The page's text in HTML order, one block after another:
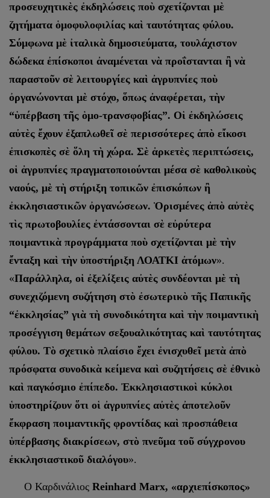
προσευχητικὲς ἐκδηλώσεις ποὺ σχετίζονται μὲ
ζητήματα ὁμοφυλοφιλίας καὶ ταυτότητας φύλου.
Σύμφωνα μὲ ἰταλικὰ δημοσιεύματα, τουλάχιστον
δώδεκα ἐπίσκοποι ἀναμένεται νὰ προΐστανται ἢ νὰ
παραστοῦν σὲ λειτουργίες καὶ ἀγρυπνίες ποὺ
ὀργανώνονται μὲ στόχο, ὅπως ἀναφέρεται, τὴν
“ὑπέρβαση τῆς ὁμο-τρανσφοβίας”. Οἱ ἐκδηλώσεις
αὐτὲς ἔχουν ἐξαπλωθεῖ σὲ περισσότερες ἀπὸ εἴκοσι
ἐπισκοπὲς σὲ ὅλη τὴ χώρα. Σὲ ἀρκετὲς περιπτώσεις,
οἱ ἀγρυπνίες πραγματοποιούνται μέσα σὲ καθολικοὺς
ναούς, μὲ τὴ στήριξη τοπικῶν ἐπισκόπων ἢ
ἐκκλησιαστικῶν ὀργανώσεων. Ὁρισμένες ἀπὸ αὐτὲς
τὶς πρωτοβουλίες ἐντάσσονται σὲ εὐρύτερα
ποιμαντικὰ προγράμματα ποὺ σχετίζονται μὲ τὴν
ἔνταξη καὶ τὴν ὑποστήριξη ΛΟΑΤΚΙ ἀτόμων».
«Παράλληλα, οἱ ἐξελίξεις αὐτὲς συνδέονται μὲ τὴ
συνεχιζόμενη συζήτηση στὸ ἐσωτερικὸ τῆς Παπικῆς
“ἐκκλησίας” γιὰ τὴ συνοδικότητα καὶ τὴν ποιμαντικὴ
προσέγγιση θεμάτων σεξουαλικότητας καὶ ταυτότητας
φύλου. Τὸ σχετικὸ πλαίσιο ἔχει ἐνισχυθεῖ μετὰ ἀπὸ
πρόσφατα συνοδικὰ κείμενα καὶ συζητήσεις σὲ ἐθνικὸ
καὶ παγκόσμιο ἐπίπεδο. Ἐκκλησιαστικοὶ κύκλοι
ὑποστηρίζουν ὅτι οἱ ἀγρυπνίες αὐτὲς ἀποτελοῦν
ἔκφραση ποιμαντικῆς φροντίδας καὶ προσπάθεια
ὑπέρβασης διακρίσεων, στὸ πνεῦμα τοῦ σύγχρονου
ἐκκλησιαστικοῦ διαλόγου».
Ο Καρδινάλιος Reinhard Marx, «αρχιεπίσκοπος»